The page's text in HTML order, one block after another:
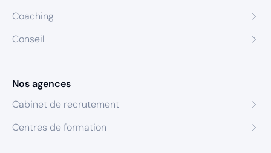
Coaching
Conseil
Nos agences
Cabinet de recrutement
Centres de formation